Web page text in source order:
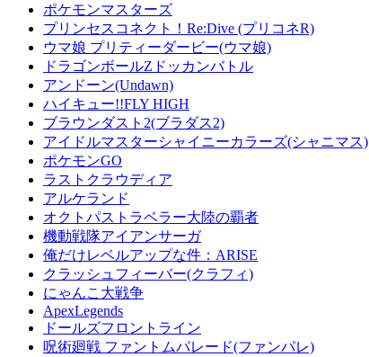
ポケモンマスターズ
プリンセスコネクト！Re:Dive (プリコネR)
ウマ娘 プリティーダービー(ウマ娘)
ドラゴンボールZドッカンバトル
アンドーン(Undawn)
ハイキュー!!FLY HIGH
ブラウンダスト2(ブラダス2)
アイドルマスターシャイニーカラーズ(シャニマス)
ポケモンGO
ラストクラウディア
アルケランド
オクトパストラベラー大陸の覇者
機動戦隊アイアンサーガ
俺だけレベルアップな件：ARISE
クラッシュフィーバー(クラフィ)
にゃんこ大戦争
ApexLegends
ドールズフロントライン
呪術廻戦 ファントムパレード(ファンパレ)